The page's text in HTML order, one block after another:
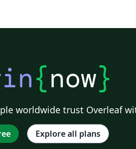
{now}
worldwide trust Overleaf
Explore all plans